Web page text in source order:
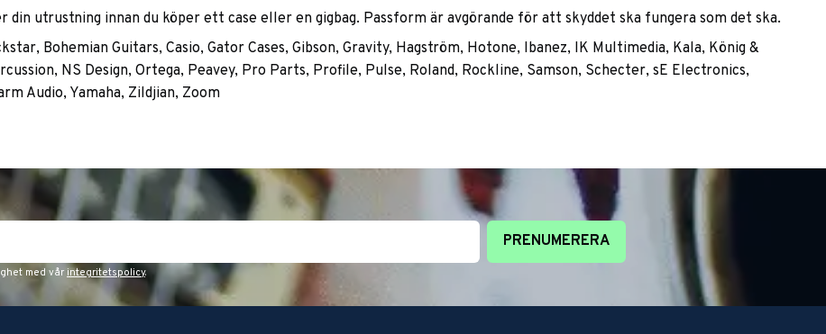
utrustning innan du köper ett case eller en gigbag. Passform är avgörande för att skyddet ska fungera som det ska.
Bohemian Guitars, Casio, Gator Cases, Gibson, Gravity, Hagström, Hotone, Ibanez, IK Multimedia, Kala, König &
NS Design, Ortega, Peavey, Pro Parts, Profile, Pulse, Roland, Rockline, Samson, Schecter, sE Electronics,
Audio, Yamaha, Zildjian, Zoom
PRENUMERERA
med vår integritetspolicy.